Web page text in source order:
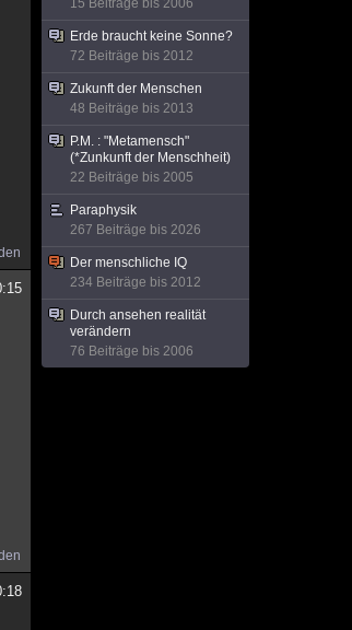
15 Beiträge bis 2006
Erde braucht keine Sonne?
72 Beiträge bis 2012
Zukunft der Menschen
48 Beiträge bis 2013
P.M. : "Metamensch"
(*Zunkunft der Menschheit)
22 Beiträge bis 2005
Paraphysik
267 Beiträge bis 2026
Der menschliche IQ
234 Beiträge bis 2012
Durch ansehen realität
verändern
76 Beiträge bis 2006